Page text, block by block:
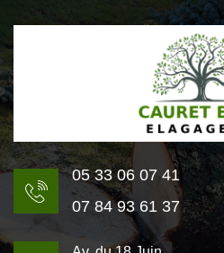
05 33 06 07 41
07 84 93 61 37